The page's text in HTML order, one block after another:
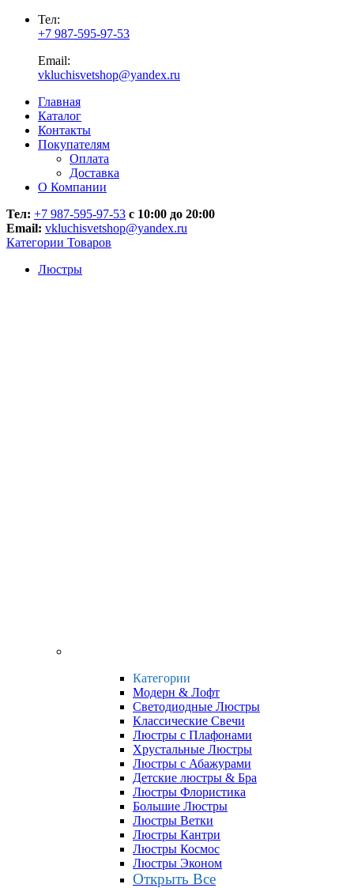
Тел:
+7 987-595-97-53
Email:
vkluchisvetshop@yandex.ru
Главная
Каталог
Контакты
Покупателям
Оплата
Доставка
О Компании
Тел: +7 987-595-97-53 с 10:00 до 20:00
Email: vkluchisvetshop@yandex.ru
Категории Товаров
Люстры
Категории
Модерн & Лофт
Светодиодные Люстры
Классические Свечи
Люстры с Плафонами
Хрустальные Люстры
Люстры с Абажурами
Детские люстры & Бра
Люстры Флористика
Большие Люстры
Люстры Ветки
Люстры Кантри
Люстры Космос
Люстры Эконом
Открыть Все